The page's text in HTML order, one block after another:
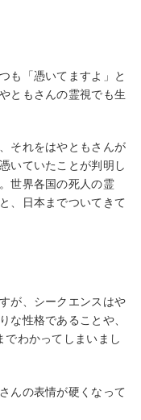
も「憑いてますよ」と
ともさんの霊視でも生
それをはやともさんが
いていたことが判明し
世界各国の死人の霊
、日本までついてきて
が、シークエンスはや
な性格であることや、
でわかってしまいまし
んの表情が硬くなって